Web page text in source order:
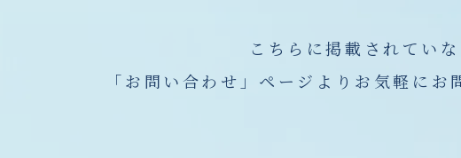
こちらに掲載されてい
「お問い合わせ」ページより お気軽にお